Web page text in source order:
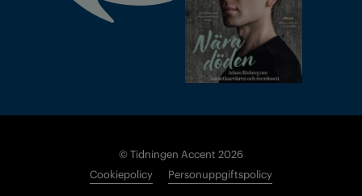
© Tidningen Accent 2026
Cookiepolicy
Personuppgiftspolicy